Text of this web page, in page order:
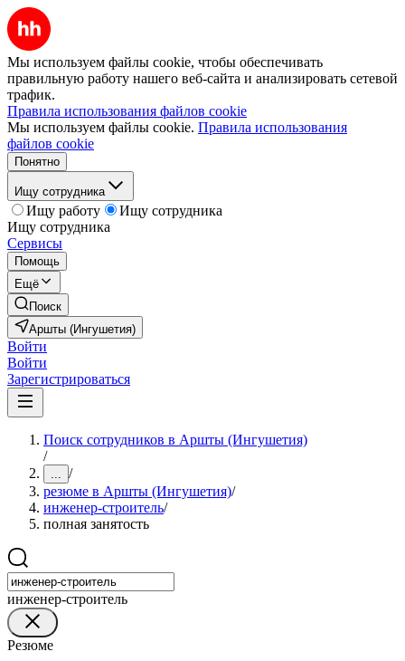
Мы используем файлы cookie, чтобы обеспечивать
правильную работу нашего веб-сайта и анализировать сетевой
трафик.
Правила использования файлов cookie
Мы используем файлы cookie. Правила использования
файлов cookie
Понятно
Ищу сотрудника
Ищу работу
Ищу сотрудника
Ищу сотрудника
Сервисы
Помощь
Ещё
Поиск
Аршты (Ингушетия)
Войти
Войти
Зарегистрироваться
Поиск сотрудников в Аршты (Ингушетия)
/
... /
резюме в Аршты (Ингушетия)/
инженер-строитель/
полная занятость
инженер-строитель
Резюме